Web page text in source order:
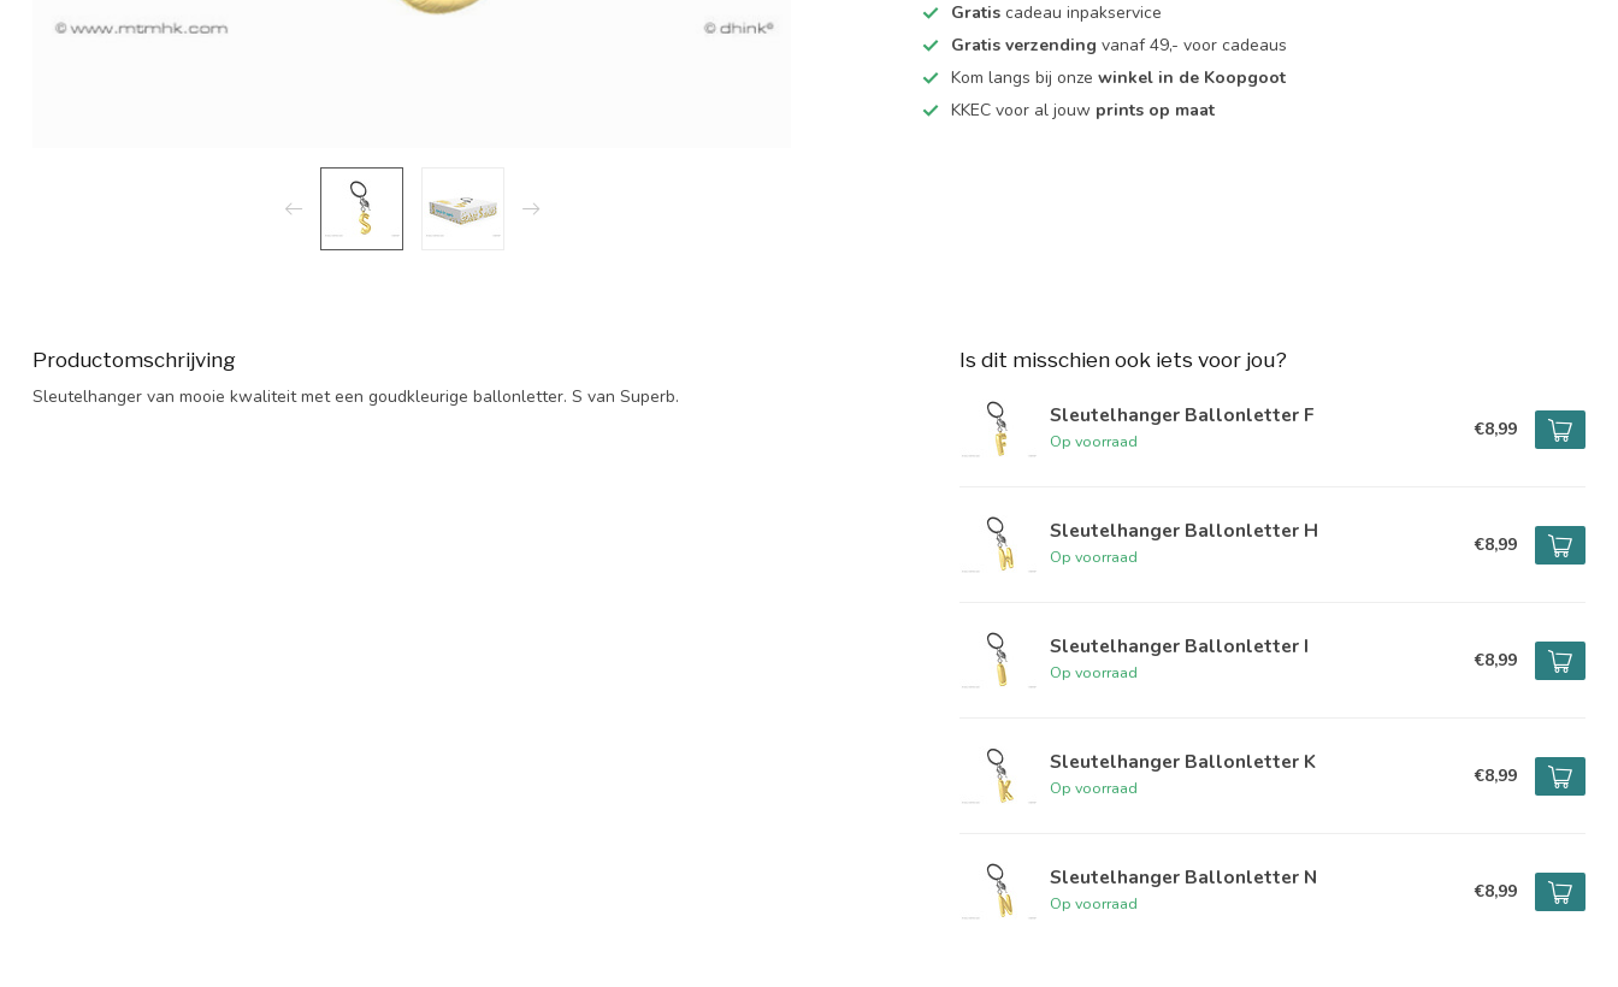
Gratis cadeau inpakservice
Gratis verzending vanaf 49,- voor cadeaus
Kom langs bij onzewinkel in de Koopgoot
KKEC voor al jouw prints op maat
Productomschrijving
Sleutelhanger van mooie kwaliteit met een goudkleurige ballonletter. S van Superb.
Is dit misschien ook iets voor jou?
Sleutelhanger Ballonletter F
Op voorraad
€8,99
Sleutelhanger Ballonletter H
Op voorraad
€8,99
Sleutelhanger Ballonletter I
Op voorraad
€8,99
Sleutelhanger Ballonletter K
Op voorraad
€8,99
Sleutelhanger Ballonletter N
Op voorraad
€8,99